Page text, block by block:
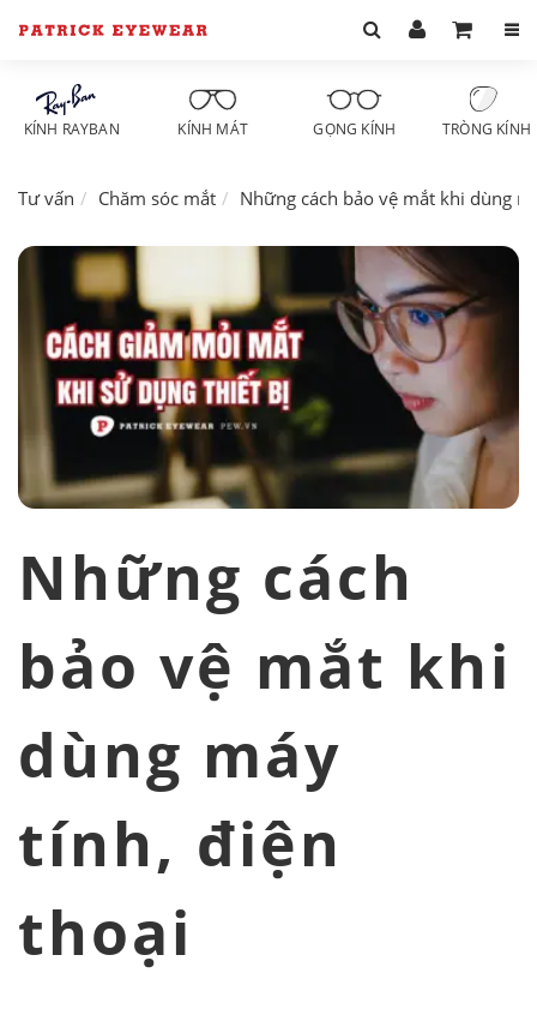
KÍNH RAYBAN KÍNH MÁT GỌNG KÍNH TRÒNG KÍNH
Tư vấn Chăm sóc mắt Những cách bảo vệ mắt khi dùng
Những cách
bảo vệ mắt khi
dùng máy
tính, điện
thoại